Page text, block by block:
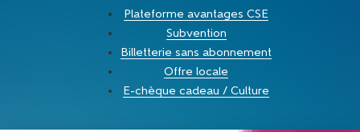
Plateforme avantages CSE
Subvention
Billetterie sans abonnement
Offre locale
E-chèque cadeau / Culture